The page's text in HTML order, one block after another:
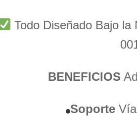
Todo Diseñado Bajo
BENEFICIOS
Soporte